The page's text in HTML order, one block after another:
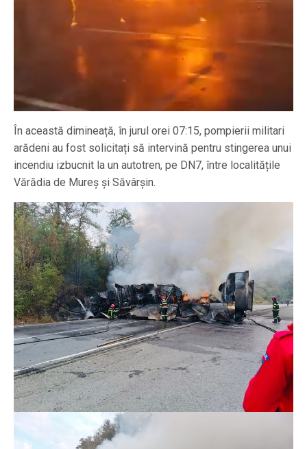
În această dimineață, în jurul orei 07:15, pompierii militari
arădeni au fost solicitați să intervină pentru stingerea unui
incendiu izbucnit la un autotren, pe DN7, între localitățile
Vărădia de Mureș și Săvârșin.